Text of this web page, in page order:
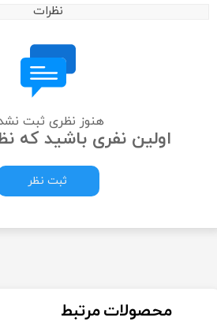
نظرات
هنوز نظری ثبت
اولین نفری باشید که
ثبت نظر
محصولات مرتبط